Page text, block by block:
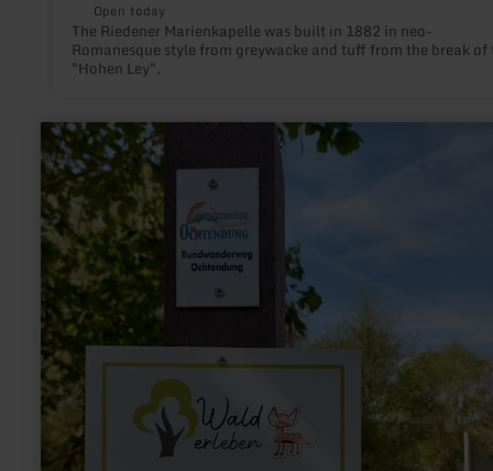
Open today
The Riedener Marienkapelle was built in 1882 in neo-
Romanesque style from greywacke and tuff from the break of
"Hohen Ley".
learn
more
about:
Actionbound:
Wald
erleben